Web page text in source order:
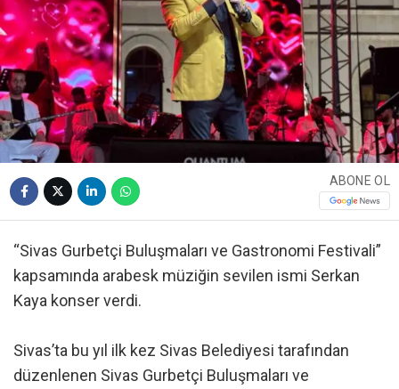
ABONE OL
“Sivas Gurbetçi Buluşmaları ve Gastronomi Festivali”
kapsamında arabesk müziğin sevilen ismi Serkan
Kaya konser verdi.
Sivas’ta bu yıl ilk kez Sivas Belediyesi tarafından
düzenlenen Sivas Gurbetçi Buluşmaları ve